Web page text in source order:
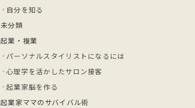
自分を知る
未分類
起業・複業
パーソナルスタイリストになるには
心理学を活かしたサロン接客
起業家脳を作る
起業家ママのサバイバル術